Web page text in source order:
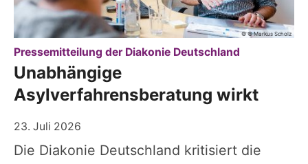
© © Markus Scholz
Pressemitteilung der Diakonie Deutschland
Unabhängige
Asylverfahrensberatung wirkt
23. Juli 2026
Die Diakonie Deutschland kritisiert die